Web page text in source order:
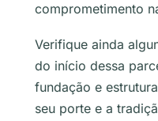
comprometimento
Verifique ainda
do início dessa
fundação e
seu porte e a